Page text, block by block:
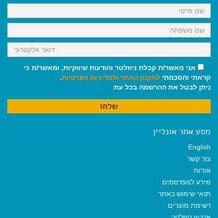
k
p
m
אני מאשר/ת קבלת ניוזלטר והודעות שיווקיות, ומאשר/ת כי
קראתי והסכמתי לתקנון האתר ולמדיניות הפרטיות.
ניתן לבטל את ההרשמה בכל עת
מסע אחר אונליין
English
צור קשר
אודות
מידע למפרסמים
תנאי שימוש באתר
רשימת מוצרים